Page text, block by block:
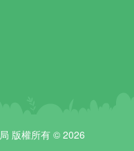
版權所有 © 2026